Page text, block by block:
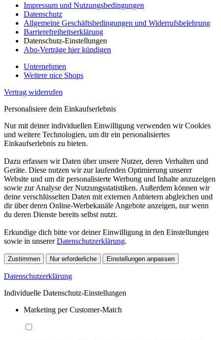
Impressum und Nutzungsbedingungen
Datenschutz
Allgemeine Geschäftsbedingungen und Widerrufsbelehrung
Barrierefreiheitserklärung
Datenschutz-Einstellungen
Abo-Verträge hier kündigen
Unternehmen
Weitere nice Shops
Vertrag widerrufen
Personalisiere dein Einkaufserlebnis
Nur mit deiner individuellen Einwilligung verwenden wir Cookies
und weitere Technologien, um dir ein personalisiertes
Einkaufserlebnis zu bieten.
Dazu erfassen wir Daten über unsere Nutzer, deren Verhalten und
Geräte. Diese nutzen wir zur laufenden Optimierung unserer
Website und um dir personalisierte Werbung und Inhalte anzuzeigen
sowie zur Analyse der Nutzungsstatistiken. Außerdem können wir
deine verschlüsselten Daten mit externen Anbietern abgleichen und
dir über deren Online-Werbekanäle Angebote anzeigen, nur wenn
du deren Dienste bereits selbst nutzt.
Erkundige dich bitte vor deiner Einwilligung in den Einstellungen
sowie in unsererDatenschutzerklärung.
Zustimmen Nur erforderliche Einstellungen anpassen
Datenschutzerklärung
Individuelle Datenschutz-Einstellungen
Marketing per Customer-Match